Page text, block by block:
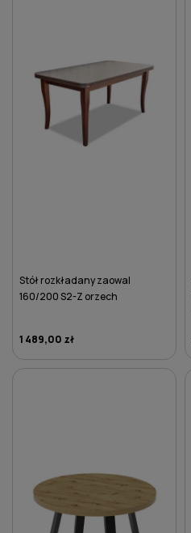
Stół rozkładany zaowal
160/200 S2-Z orzech
1 489,00 zł